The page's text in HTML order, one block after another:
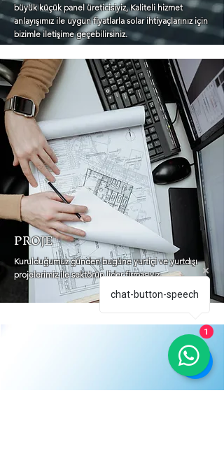
büyük küçük panel üreticisiyiz, Kaliteli hizmet
anlayışımız ile uygun fiyatlarla solar ihtiyaçlarınız için
bizimle iletişime geçebilirsiniz.
PROJE
Kurulduğumuz günden bugüne yurtiçi ve yurtdışı
projelerimiz ile sektörün lider firmasıyız.
chat-button-speech
1